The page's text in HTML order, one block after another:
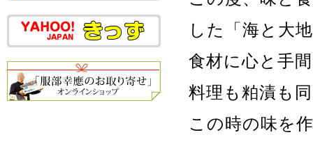
した「海と大
食材に心と手
料理も粕漬も
この時の味を